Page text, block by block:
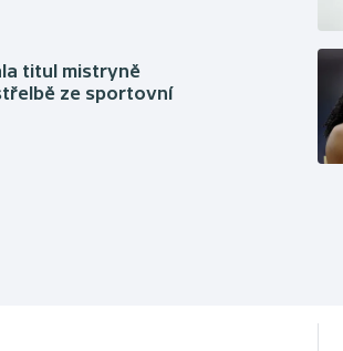
titul mistryně
ze sportovní